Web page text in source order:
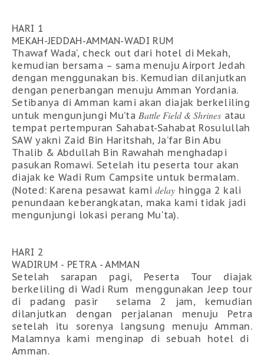
HARI 1
MEKAH-JEDDAH-AMMAN-WADI RUM
Thawaf Wada’, check out dari hotel di Mekah,
kemudian bersama – sama menuju Airport Jedah
dengan menggunakan bis. Kemudian dilanjutkan
dengan penerbangan menuju Amman Yordania.
Setibanya di Amman kami akan diajak berkeliling
untuk mengunjungi Mu’taBattle Field & Shrines atau
tempat pertempuran Sahabat-Sahabat Rosulullah
SAW yakni Zaid Bin Haritshah, Ja’far Bin Abu
Thalib & Abdullah Bin Rawahah menghadapi
pasukan Romawi. Setelah itu peserta tour akan
diajak ke Wadi Rum Campsite untuk bermalam.
(Noted: Karena pesawat kamidelay hingga 2 kali
penundaan keberangkatan, maka kami tidak jadi
mengunjungi lokasi perang Mu'ta).
HARI 2
WADIRUM - PETRA - AMMAN
Setelah sarapan pagi, Peserta Tour diajak
berkeliling di Wadi Rum menggunakan Jeep tour
di padang pasir selama 2 jam, kemudian
dilanjutkan dengan perjalanan menuju Petra
setelah itu sorenya langsung menuju Amman.
Malamnya kami menginap di sebuah hotel di
Amman.